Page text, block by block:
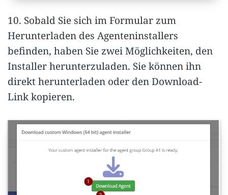
10. Sobald Sie sich im Formular zum
Herunterladen des Agenteninstallers
befinden, haben Sie zwei Möglichkeiten, den
Installer herunterzuladen. Sie können ihn
direkt herunterladen oder den Download-
Link kopieren.